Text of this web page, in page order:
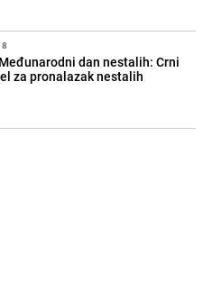
dan nestalih: Crni
za pronalazak nestalih